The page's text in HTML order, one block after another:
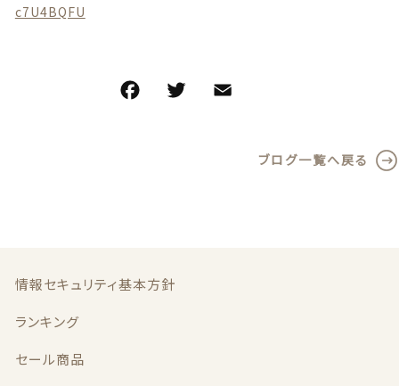
c7U4BQFU
k
ai
ブログ一覧へ戻る
情報セキュリティ基本方針
ランキング
セール商品